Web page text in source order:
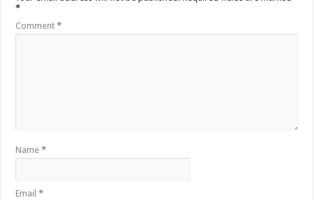
*
Comment*
Name*
Email*